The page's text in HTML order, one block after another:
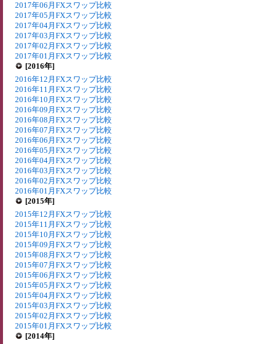
2017年06月FXスワップ比較
2017年05月FXスワップ比較
2017年04月FXスワップ比較
2017年03月FXスワップ比較
2017年02月FXスワップ比較
2017年01月FXスワップ比較
[2016年]
2016年12月FXスワップ比較
2016年11月FXスワップ比較
2016年10月FXスワップ比較
2016年09月FXスワップ比較
2016年08月FXスワップ比較
2016年07月FXスワップ比較
2016年06月FXスワップ比較
2016年05月FXスワップ比較
2016年04月FXスワップ比較
2016年03月FXスワップ比較
2016年02月FXスワップ比較
2016年01月FXスワップ比較
[2015年]
2015年12月FXスワップ比較
2015年11月FXスワップ比較
2015年10月FXスワップ比較
2015年09月FXスワップ比較
2015年08月FXスワップ比較
2015年07月FXスワップ比較
2015年06月FXスワップ比較
2015年05月FXスワップ比較
2015年04月FXスワップ比較
2015年03月FXスワップ比較
2015年02月FXスワップ比較
2015年01月FXスワップ比較
[2014年]